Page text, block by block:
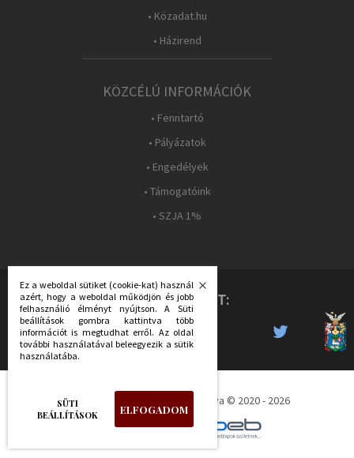
• Közadat.hu
• Házirend
KÖZCÉLÚ INFORMÁCIÓK
• Fenntartó
• Pályázatok
• Engedélyek
• Támogatóink
• SZJA 1%
KÖVESS MINKET:
Déri Múzeum - Minden jog fenntartva © 2020 - 2026
készítette:
Ez a weboldal sütiket (cookie-kat) használ
azért, hogy a weboldal működjön és jobb
felhasználió élményt nyújtson. A Süti
beállítások gombra kattintva több
információt is megtudhat erről. Az oldal
további használatával beleegyezik a sütik
használatába.
SÜTI
BEÁLLÍTÁSOK
ELFOGADOM